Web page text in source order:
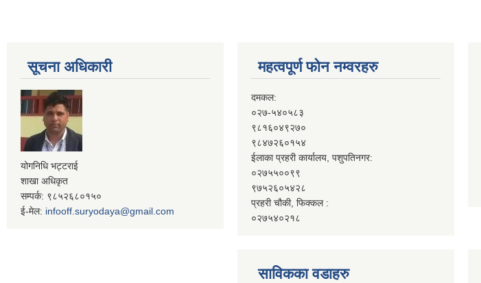
सूचना अधिकारी
योगनिधि भट्टराई
शाखा अधिकृत
सम्पर्क: ९८५२६८०१५०
ई-मेल: infooff.suryodaya@gmail.com
महत्वपूर्ण फोन नम्वरहरु
दमकल:
०२७-५४०५८३
९८१६०४९२७०
९८४७२६०१५४
ईलाका प्रहरी कार्यालय, पशुपतिनगर:
०२७५५००९९
९७५२६०५४२८
प्रहरी चौकी, फिक्कल :
०२७५४०२१८
साविकका वडाहरु